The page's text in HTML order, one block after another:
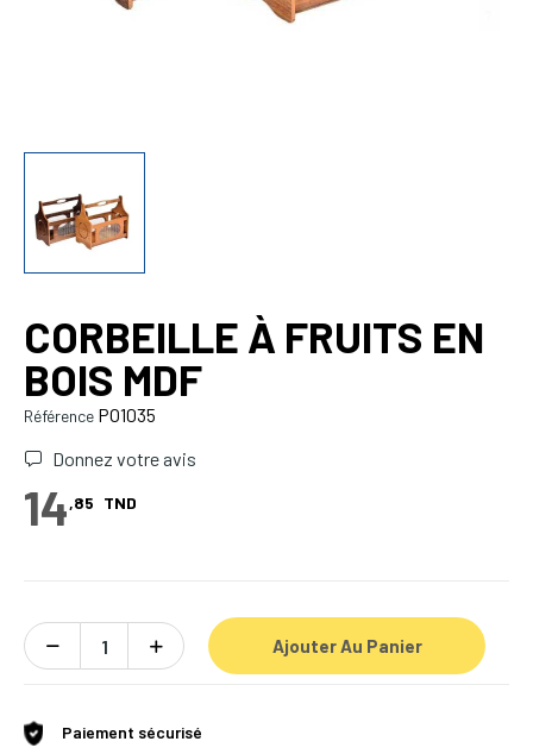
CORBEILLE À FRUITS EN
BOIS MDF
Référence PO1035
Donnez votre avis
14,85 TND
Ajouter Au Panier
Paiement sécurisé